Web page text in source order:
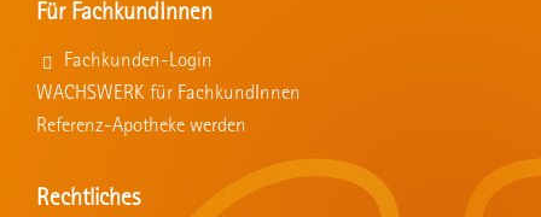
Für FachkundInnen
Fachkunden-Login
WACHSWERK für FachkundInnen
Referenz-Apotheke werden
Rechtliches